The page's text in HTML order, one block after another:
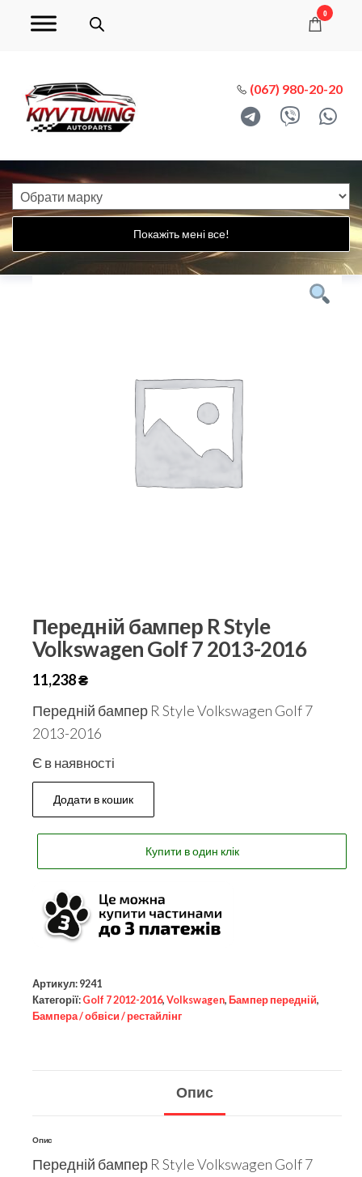
0
(067) 980-20-20
Покажіть мені все!
Передній бампер R Style
Volkswagen Golf 7 2013-2016
11,238₴
Передній бампер R Style Volkswagen Golf 7
2013-2016
Є в наявності
Додати в кошик
Купити в один клік
Артикул: 9241
Категорії: Golf 7 2012-2016, Volkswagen, Бампер передній,
Бампера / обвіси / рестайлінг
Опис
Опис
Передній бампер R Style Volkswagen Golf 7